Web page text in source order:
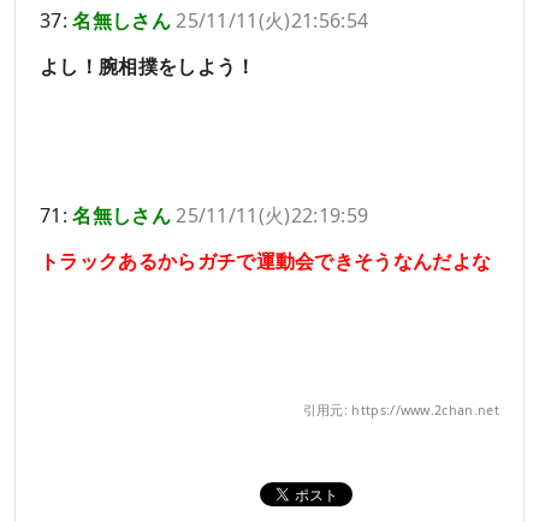
37:名無しさん25/11/11(火)21:56:54
よし！腕相撲をしよう！
71:名無しさん25/11/11(火)22:19:59
トラックあるからガチで運動会できそうなんだよな
引用元: https://www.2chan.net